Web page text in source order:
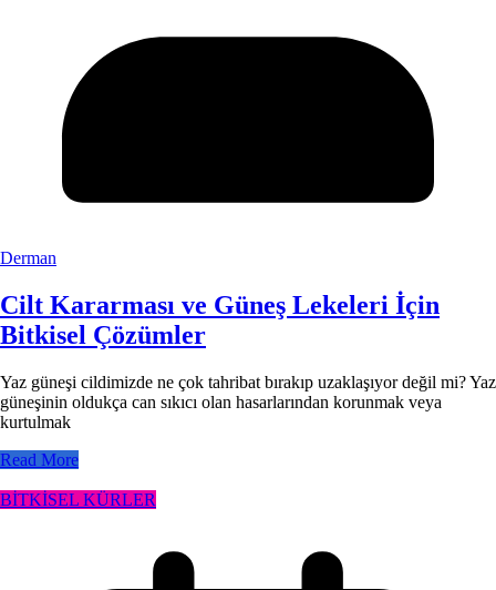
Derman
Cilt Kararması ve Güneş Lekeleri İçin
Bitkisel Çözümler
Yaz güneşi cildimizde ne çok tahribat bırakıp uzaklaşıyor değil mi? Yaz
güneşinin oldukça can sıkıcı olan hasarlarından korunmak veya
kurtulmak
Read More
BİTKİSEL KÜRLER